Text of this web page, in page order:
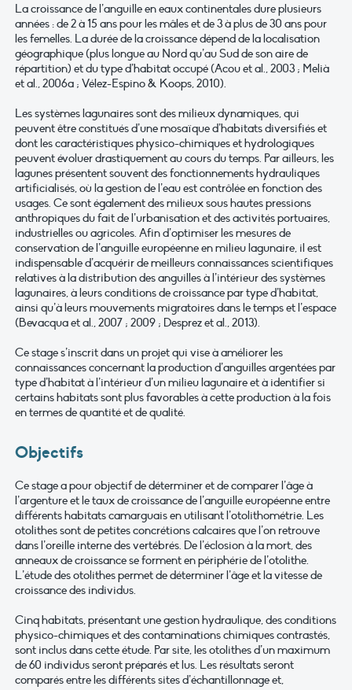
La croissance de l’anguille en eaux continentales dure plusieurs
années : de 2 à 15 ans pour les mâles et de 3 à plus de 30 ans pour
les femelles. La durée de la croissance dépend de la localisation
géographique (plus longue au Nord qu’au Sud de son aire de
répartition) et du type d’habitat occupé (Acou et al., 2003 ; Melià
et al., 2006a ; Vélez-Espino & Koops, 2010).
Les systèmes lagunaires sont des milieux dynamiques, qui
peuvent être constitués d’une mosaïque d’habitats diversifiés et
dont les caractéristiques physico-chimiques et hydrologiques
peuvent évoluer drastiquement au cours du temps. Par ailleurs, les
lagunes présentent souvent des fonctionnements hydrauliques
artificialisés, où la gestion de l’eau est contrôlée en fonction des
usages. Ce sont également des milieux sous hautes pressions
anthropiques du fait de l’urbanisation et des activités portuaires,
industrielles ou agricoles. Afin d’optimiser les mesures de
conservation de l’anguille européenne en milieu lagunaire, il est
indispensable d’acquérir de meilleurs connaissances scientifiques
relatives à la distribution des anguilles à l’intérieur des systèmes
lagunaires, à leurs conditions de croissance par type d’habitat,
ainsi qu’à leurs mouvements migratoires dans le temps et l’espace
(Bevacqua et al., 2007 ; 2009 ; Desprez et al., 2013).
Ce stage s’inscrit dans un projet qui vise à améliorer les
connaissances concernant la production d’anguilles argentées par
type d’habitat à l’intérieur d’un milieu lagunaire et à identifier si
certains habitats sont plus favorables à cette production à la fois
en termes de quantité et de qualité.
Objectifs
Ce stage a pour objectif de déterminer et de comparer l’âge à
l’argenture et le taux de croissance de l’anguille européenne entre
différents habitats camarguais en utilisant l’otolithométrie. Les
otolithes sont de petites concrétions calcaires que l’on retrouve
dans l’oreille interne des vertébrés. De l’éclosion à la mort, des
anneaux de croissance se forment en périphérie de l’otolithe.
L’étude des otolithes permet de déterminer l’âge et la vitesse de
croissance des individus.
Cinq habitats, présentant une gestion hydraulique, des conditions
physico-chimiques et des contaminations chimiques contrastés,
sont inclus dans cette étude. Par site, les otolithes d’un maximum
de 60 individus seront préparés et lus. Les résultats seront
comparés entre les différents sites d’échantillonnage et,